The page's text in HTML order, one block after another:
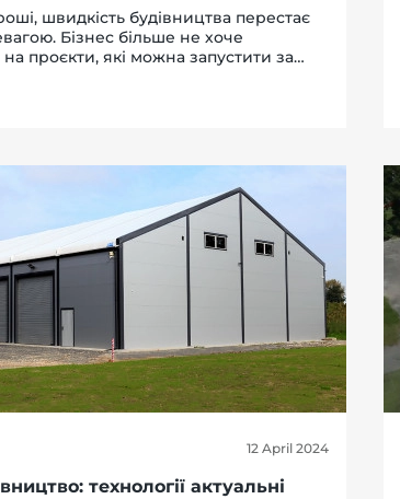
швидкість будівництва перестає
Бізнес більше не хоче
на проєкти, які можна запустити за
12 April 2024
технології актуальні